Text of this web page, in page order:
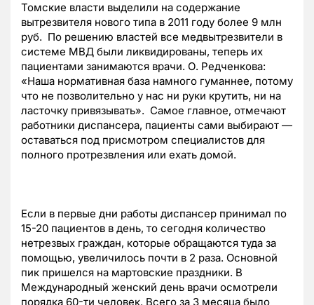
Томские власти выделили на содержание
вытрезвителя нового типа в 2011 году более 9 млн
руб. По решению властей все медвытрезвители в
системе МВД были ликвидированы, теперь их
пациентами занимаются врачи. О. Редченкова:
«Наша нормативная база намного гуманнее, потому
что не позволительно у нас ни руки крутить, ни на
ласточку привязывать». Самое главное, отмечают
работники диспансера, пациенты сами выбирают —
оставаться под присмотром специалистов для
полного протрезвления или ехать домой.
Если в первые дни работы диспансер принимал по
15-20 пациентов в день, то сегодня количество
нетрезвых граждан, которые обращаются туда за
помощью, увеличилось почти в 2 раза. Основной
пик пришелся на мартовские праздники. В
Международный женский день врачи осмотрели
порядка 60-ти человек. Всего за 3 месяца было